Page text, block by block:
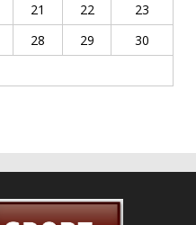
21 22
23
28 29
30